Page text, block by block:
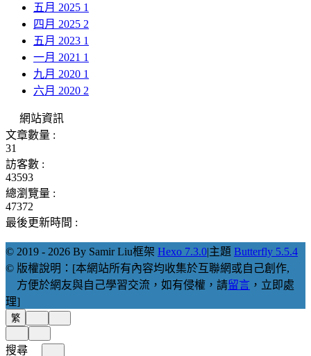
五月 2025 1
四月 2025 2
五月 2023 1
一月 2021 1
九月 2020 1
六月 2020 2
網站資訊
文章數量 :
31
訪客數 :
43593
總瀏覽量 :
47372
最後更新時間 :
© 2019 - 2026 By Samir Liu框架 Hexo 7.3.0|主題 Butterfly 5.5.4
© 版權說明：[本網站所有內容均收集於互聯網或自己創作,
方便於網友與自己學習交流，如有侵權，請留言 ，立即處
理]
繁
搜尋